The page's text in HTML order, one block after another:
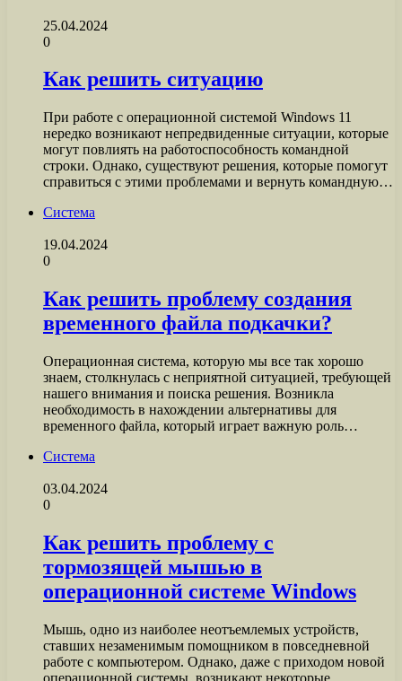
25.04.2024
0
Как решить ситуацию
При работе с операционной системой Windows 11
нередко возникают непредвиденные ситуации, которые
могут повлиять на работоспособность командной
строки. Однако, существуют решения, которые помогут
справиться с этими проблемами и вернуть командную…
Система
19.04.2024
0
Как решить проблему создания
временного файла подкачки?
Операционная система, которую мы все так хорошо
знаем, столкнулась с неприятной ситуацией, требующей
нашего внимания и поиска решения. Возникла
необходимость в нахождении альтернативы для
временного файла, который играет важную роль…
Система
03.04.2024
0
Как решить проблему с
тормозящей мышью в
операционной системе Windows
Мышь, одно из наиболее неотъемлемых устройств,
ставших незаменимым помощником в повседневной
работе с компьютером. Однако, даже с приходом новой
операционной системы, возникают некоторые